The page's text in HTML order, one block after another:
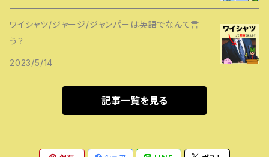
ワイシャツ/ジャージ/ジャンパーは英語でなんて言
う？
2023/5/14
記事一覧を見る